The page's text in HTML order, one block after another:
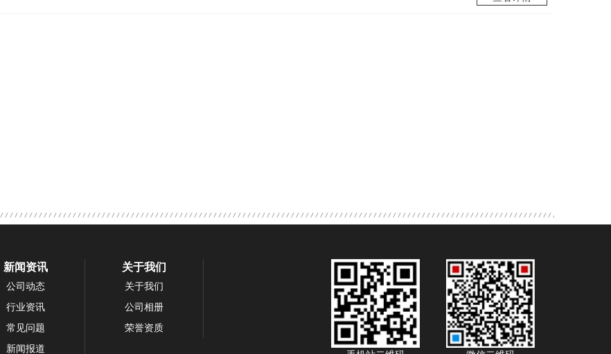
新闻资讯
公司动态
行业资讯
常见问题
新闻报道
关于我们
关于我们
公司相册
荣誉资质